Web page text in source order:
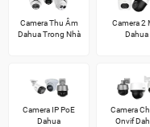
Camera Thu Âm
Dahua Trong Nhà
Camera 2
Dahua
Camera IP PoE
Dahua
Camera
Onvif